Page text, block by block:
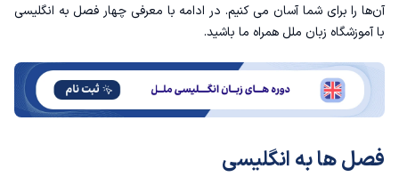
تابستان به انگلیسی
فیلم آموزش فصل ها به انگلیسی
آن‌ها را برای شما آسان می کنیم. در ادامه با معرفی چهار فصل به انگلیسی
باآموزشگاه زبان ملل همراه ما باشید.
فصل ها به انگلیسی